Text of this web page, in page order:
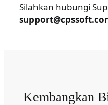
Silahkan hubungi
Kembangkan